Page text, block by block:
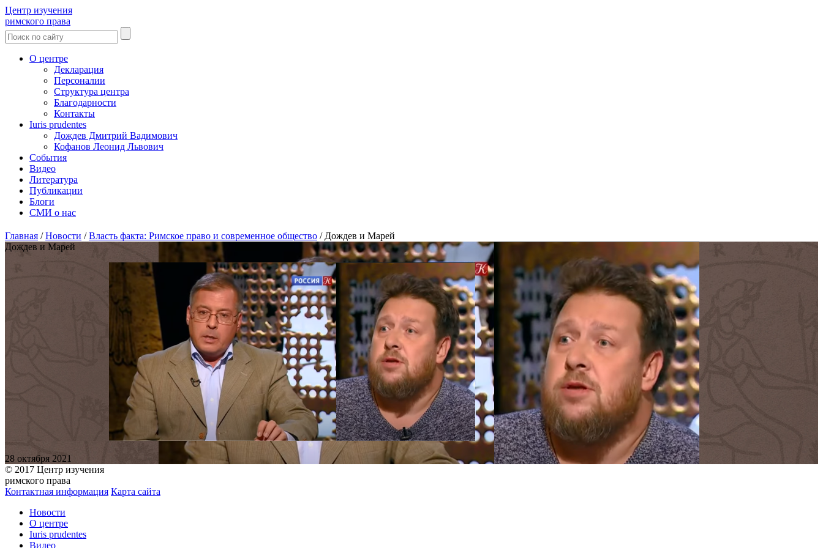
Центр изучения
римского права
О центре
Декларация
Персоналии
Структура центра
Благодарности
Контакты
Iuris prudentes
Дождев Дмитрий Вадимович
Кофанов Леонид Львович
События
Видео
Литература
Публикации
Блоги
СМИ о нас
Главная /Новости /Власть факта: Римское право и современное общество / Дождев и Марей
Дождев и Марей
28 октября 2021
© 2017 Центр изучения
римского права
Контактная информация Карта сайта
Новости
О центре
Iuris prudentes
Видео